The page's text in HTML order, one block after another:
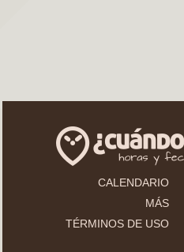
CALENDARIO
MÁS
TÉRMINOS DE USO